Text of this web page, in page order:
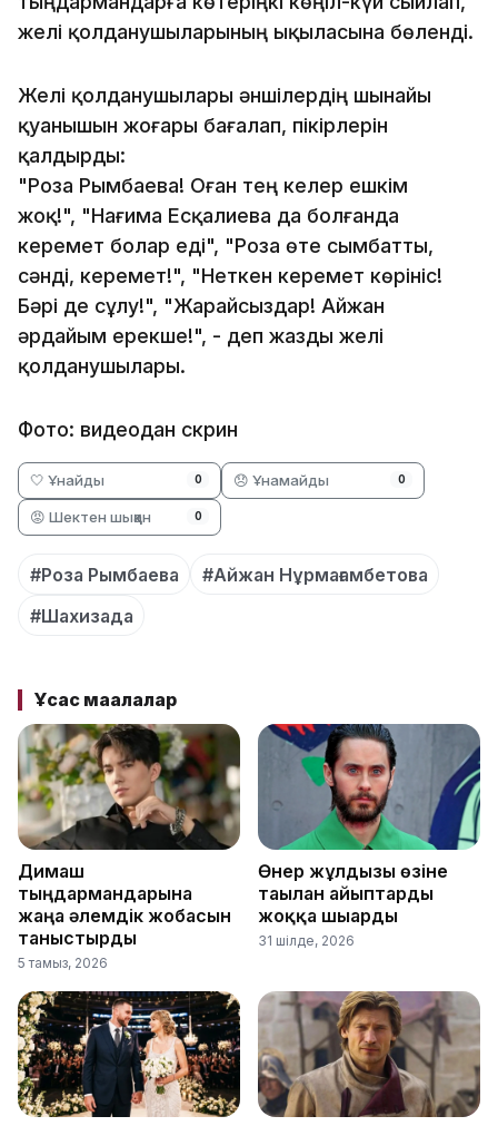
желі қолданушыларының ықыласына бөленді.
Желі қолданушылары әншілердің шынайы
қуанышын жоғары бағалап, пікірлерін
қалдырды:
"Роза Рымбаева! Оған тең келер ешкім
жоқ!", "Нағима Есқалиева да болғанда
керемет болар еді", "Роза өте сымбатты,
сәнді, керемет!", "Неткен керемет көрініс!
Бәрі де сұлу!", "Жарайсыздар! Айжан
әрдайым ерекше!", - деп жазды желі
қолданушылары.
Фото: видеодан скрин
🤍 Ұнайды 0 😞 Ұнамайды 0
😡 Шектен шыққан 0
#Роза Рымбаева
#Айжан Нұрмағамбетова
#Шахизада
Ұқсас мақалалар
Димаш
тыңдармандарына
жаңа әлемдік жобасын
таныстырды
5 тамыз, 2026
Өнер жұлдызы өзіне
тағылған айыптарды
жоққа шығарды
31 шілде, 2026